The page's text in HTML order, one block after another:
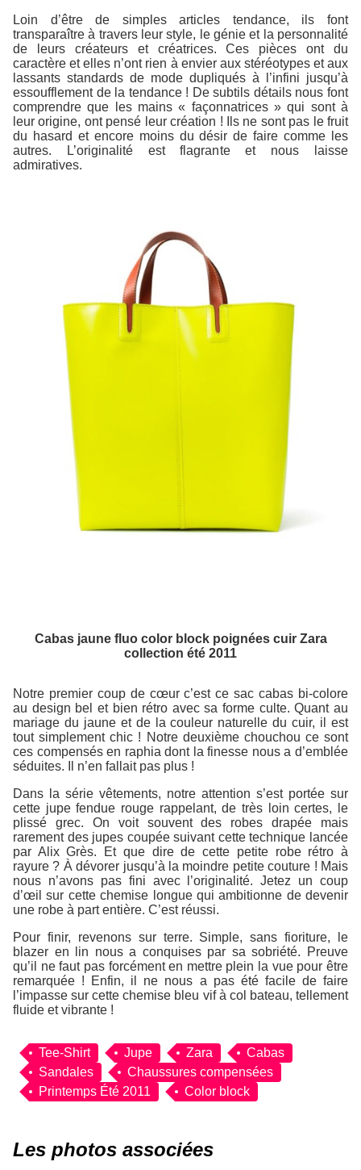
Loin d’être de simples articles tendance, ils font
transparaître à travers leur style, le génie et la personnalité
de leurs créateurs et créatrices. Ces pièces ont du
caractère et elles n’ont rien à envier aux stéréotypes et aux
lassants standards de mode dupliqués à l’infini jusqu’à
essoufflement de la tendance ! De subtils détails nous font
comprendre que les mains « façonnatrices » qui sont à
leur origine, ont pensé leur création ! Ils ne sont pas le fruit
du hasard et encore moins du désir de faire comme les
autres. L’originalité est flagrante et nous laisse
admiratives.
Cabas jaune fluo color block poignées cuir Zara
collection été 2011
Notre premier coup de cœur c’est ce sac cabas bi-colore
au design bel et bien rétro avec sa forme culte. Quant au
mariage du jaune et de la couleur naturelle du cuir, il est
tout simplement chic ! Notre deuxième chouchou ce sont
ces compensés en raphia dont la finesse nous a d’emblée
séduites. Il n’en fallait pas plus !
Dans la série vêtements, notre attention s’est portée sur
cette jupe fendue rouge rappelant, de très loin certes, le
plissé grec. On voit souvent des robes drapée mais
rarement des jupes coupée suivant cette technique lancée
par Alix Grès. Et que dire de cette petite robe rétro à
rayure ? À dévorer jusqu’à la moindre petite couture ! Mais
nous n’avons pas fini avec l’originalité. Jetez un coup
d’œil sur cette chemise longue qui ambitionne de devenir
une robe à part entière. C’est réussi.
Pour finir, revenons sur terre. Simple, sans fioriture, le
blazer en lin nous a conquises par sa sobriété. Preuve
qu’il ne faut pas forcément en mettre plein la vue pour être
remarquée ! Enfin, il ne nous a pas été facile de faire
l’impasse sur cette chemise bleu vif à col bateau, tellement
fluide et vibrante !
Tee-Shirt Jupe Zara
Cabas
Sandales
Chaussures compensées
Printemps Été 2011
Color block
Les photos associées